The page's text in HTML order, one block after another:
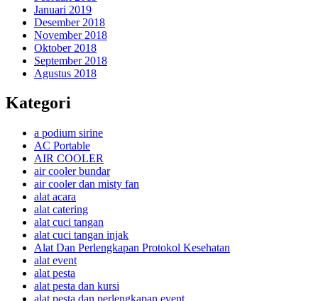
Januari 2019
Desember 2018
November 2018
Oktober 2018
September 2018
Agustus 2018
Kategori
a podium sirine
AC Portable
AIR COOLER
air cooler bundar
air cooler dan misty fan
alat acara
alat catering
alat cuci tangan
alat cuci tangan injak
Alat Dan Perlengkapan Protokol Kesehatan
alat event
alat pesta
alat pesta dan kursi